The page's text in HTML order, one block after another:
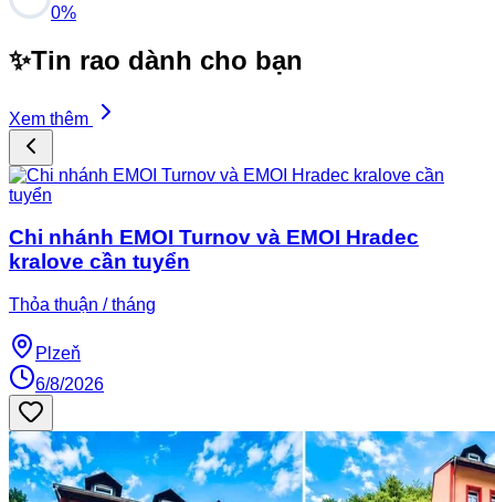
0%
✨Tin rao dành cho bạn
Xem thêm
Chi nhánh EMOI Turnov và EMOI Hradec
kralove cần tuyển
Thỏa thuận / tháng
Plzeň
6/8/2026